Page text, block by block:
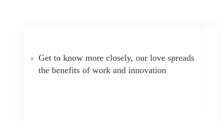
Get to know more closely, our love spreads
the benefits of work and innovation